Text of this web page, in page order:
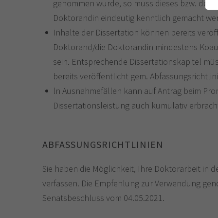
genommen wurde, so muss dieses bzw. der
Doktorandin eindeutig kenntlich gemacht
Inhalte der Dissertation können bereits
Doktorand/die Doktorandin mindestens
sein. Entsprechende Dissertationskapitel
bereits veröffentlicht gem.
ln Ausnahmefällen kann auf Antrag beim
Dissertationsleistung auch kumulativ
ABFASSUNGSRICHTLINIEN
Sie haben die Möglichkeit, Ihre Doktorarbeit in
verfassen. Die Empfehlung zur Verwendung
Senatsbeschluss vom 04.05.2021.